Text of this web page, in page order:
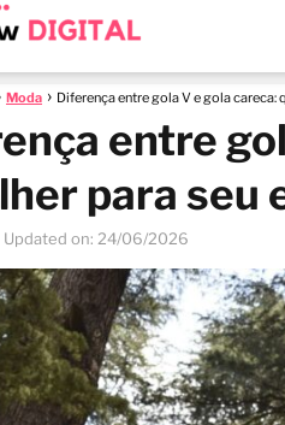
Moda Diferença entre gola V e gola careca:
entre
para seu
Updated on: 24/06/2026